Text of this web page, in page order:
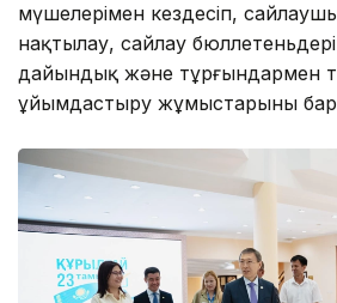
мүшелерімен кездесіп,
нақтылау, сайлау
дайындық және тұрғындармен
ұйымдастыру жұмыстарының